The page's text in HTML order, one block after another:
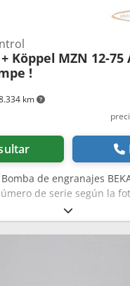
km
Köppel MZN 12-75
!
Bomba de engranajes
de serie según la
el alcance del suministro
Asi D E Iyoproha